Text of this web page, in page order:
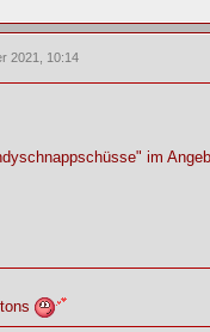
2021, 10:14
im